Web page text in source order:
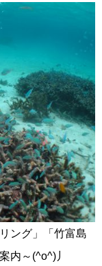
ング」「竹富島
内～(^o^)丿